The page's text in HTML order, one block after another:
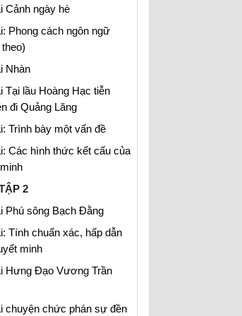
Cảnh ngày hè
Phong cách ngôn ngữ
Nhàn
Tại lầu Hoàng Hạc tiễn
đi Quảng Lăng
Trình bày một vấn đề
Các hình thức kết cấu của
2
Phú sông Bạch Đằng
Tính chuẩn xác, hấp dẫn
minh
Hưng Đạo Vương Trần
chuyện chức phán sự đền